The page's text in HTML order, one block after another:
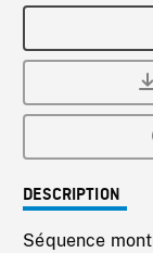
DESCRIPTION
Séquence